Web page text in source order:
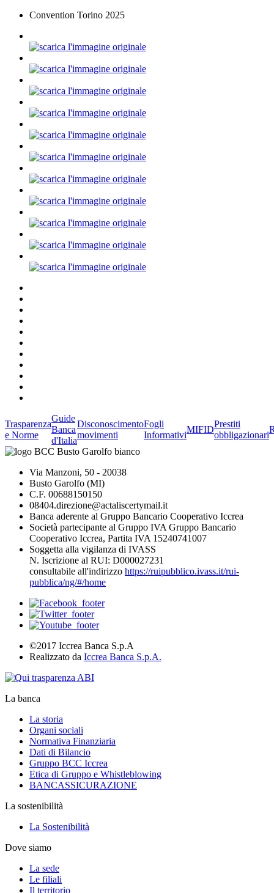
Convention Torino 2025
Trasparenza
e Norme
Guide
Banca
d'Italia
Disconoscimento
movimenti
Fogli
Informativi
MIFID
Prestiti
obbligazionari
Via Manzoni, 50 - 20038
Busto Garolfo (MI)
C.F. 00688150150
08404.direzione@actaliscertymail.it
Banca aderente al Gruppo Bancario Cooperativo Iccrea
Società partecipante al Gruppo IVA Gruppo Bancario
Cooperativo Iccrea, Partita IVA 15240741007
Soggetta alla vigilanza di IVASS
N. Iscrizione al RUI: D000027231
consultabile all'indirizzo https://ruipubblico.ivass.it/rui-
pubblica/ng/#/home
©2017 Iccrea Banca S.p.A
Realizzato da Iccrea Banca S.p.A.
La banca
La storia
Organi sociali
Normativa Finanziaria
Dati di Bilancio
Gruppo BCC Iccrea
Etica di Gruppo e Whistleblowing
BANCASSICURAZIONE
La sostenibilità
La Sostenibilità
Dove siamo
La sede
Le filiali
Il territorio